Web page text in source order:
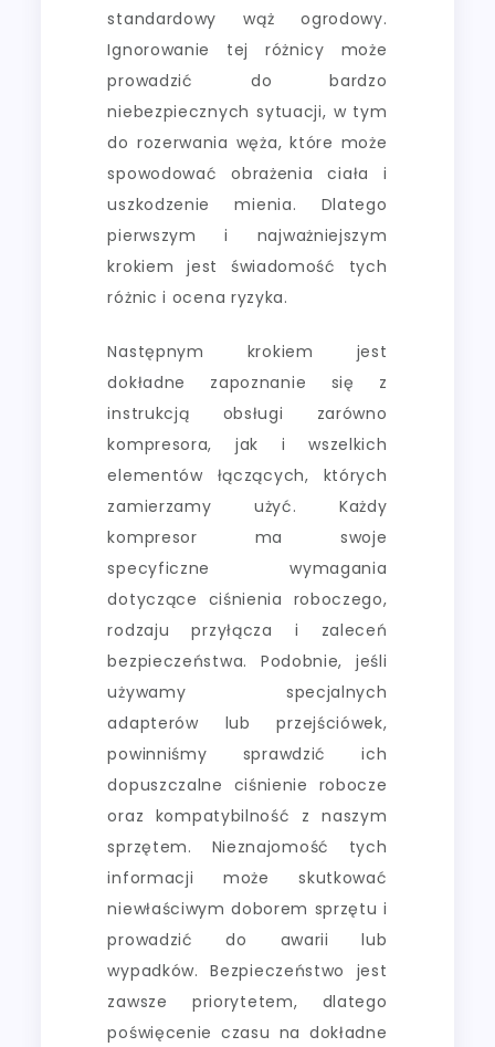
standardowy wąż ogrodowy.
Ignorowanie tej różnicy może
prowadzić do bardzo
niebezpiecznych sytuacji, w tym
do rozerwania węża, które może
spowodować obrażenia ciała i
uszkodzenie mienia. Dlatego
pierwszym i najważniejszym
krokiem jest świadomość tych
różnic i ocena ryzyka.
Następnym krokiem jest
dokładne zapoznanie się z
instrukcją obsługi zarówno
kompresora, jak i wszelkich
elementów łączących, których
zamierzamy użyć. Każdy
kompresor ma swoje
specyficzne wymagania
dotyczące ciśnienia roboczego,
rodzaju przyłącza i zaleceń
bezpieczeństwa. Podobnie, jeśli
używamy specjalnych
adapterów lub przejściówek,
powinniśmy sprawdzić ich
dopuszczalne ciśnienie robocze
oraz kompatybilność z naszym
sprzętem. Nieznajomość tych
informacji może skutkować
niewłaściwym doborem sprzętu i
prowadzić do awarii lub
wypadków. Bezpieczeństwo jest
zawsze priorytetem, dlatego
poświęcenie czasu na dokładne